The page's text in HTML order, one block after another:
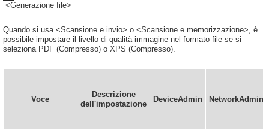
<Generazione file>
Quando si usa <Scansione e invio> o <Scansione e memorizzazione>, è
possibile impostare il livello di qualità immagine nel formato file se si
seleziona PDF (Compresso) o XPS (Compresso).
Voce
Descrizione
dell'impostazione
DeviceAdmin NetworkAdmin